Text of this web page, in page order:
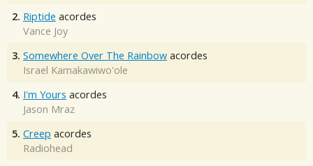
2. Riptide acordes
Vance Joy
3. Somewhere Over The Rainbow acordes
Israel Kamakawiwo'ole
4. I'm Yours acordes
Jason Mraz
5. Creep acordes
Radiohead